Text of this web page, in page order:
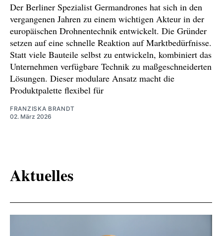
Der Berliner Spezialist Germandrones hat sich in den
vergangenen Jahren zu einem wichtigen Akteur in der
europäischen Drohnentechnik entwickelt. Die Gründer
setzen auf eine schnelle Reaktion auf Marktbedürfnisse.
Statt viele Bauteile selbst zu entwickeln, kombiniert das
Unternehmen verfügbare Technik zu maßgeschneiderten
Lösungen. Dieser modulare Ansatz macht die
Produktpalette flexibel für
FRANZISKA BRANDT
02. März 2026
Aktuelles